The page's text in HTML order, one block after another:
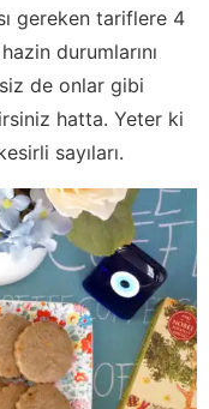
gereken tariflere 4
durumlarını
de onlar gibi
hatta. Yeter ki
sayıları.